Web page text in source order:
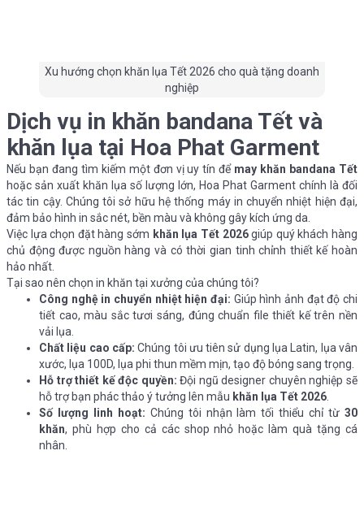
Xu hướng chọn khăn lụa Tết 2026 cho quà tặng doanh
nghiệp
Dịch vụ in khăn bandana Tết và
khăn lụa tại Hoa Phat Garment
Nếu bạn đang tìm kiếm một đơn vị uy tín để may khăn bandana Tết
hoặc sản xuất khăn lụa số lượng lớn, Hoa Phat Garment chính là đối
tác tin cậy. Chúng tôi sở hữu hệ thống máy in chuyển nhiệt hiện đại,
đảm bảo hình in sắc nét, bền màu và không gây kích ứng da.
Việc lựa chọn đặt hàng sớm khăn lụa Tết 2026giúp quý khách hàng
chủ động được nguồn hàng và có thời gian tinh chỉnh thiết kế hoàn
hảo nhất.
Tại sao nên chọn in khăn tại xưởng của chúng tôi?
Công nghệ in chuyển nhiệt hiện đại: Giúp hình ảnh đạt độ chi
tiết cao, màu sắc tươi sáng, đúng chuẩn file thiết kế trên nền
vải lụa.
Chất liệu cao cấp: Chúng tôi ưu tiên sử dụng lụa Latin, lụa vân
xước, lụa 100D, lụa phi thun mềm mịn, tạo độ bóng sang trọng.
Hỗ trợ thiết kế độc quyền: Đội ngũ designer chuyên nghiệp sẽ
hỗ trợ bạn phác thảo ý tưởng lên mẫu khăn lụa Tết 2026
Số lượng linh hoạt: Chúng tôi nhận làm tối thiểu chỉ từ 30
khăn, phù hợp cho cả các shop nhỏ hoặc làm quà tặng cá
nhân.